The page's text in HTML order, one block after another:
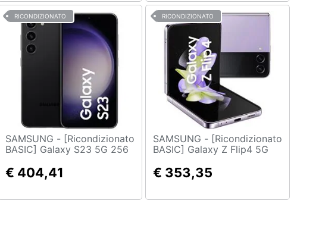
RICONDIZIONATO
SAMSUNG - [Ricondizionato
BASIC] Galaxy S23 5G 256
Display 6.1" Full HD+
Fotocamera 50 Mpx
Black
€ 404,41
RICONDIZIONATO
SAMSUNG - [Ricondizionato
BASIC] Galaxy Z Flip4 5G
Display 6.7" Full HD
Fotocamera 12 Mpx Android
€ 353,35